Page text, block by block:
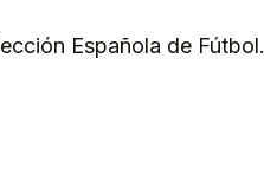
Española de Fútbol.